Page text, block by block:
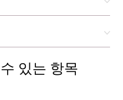
있는 항목